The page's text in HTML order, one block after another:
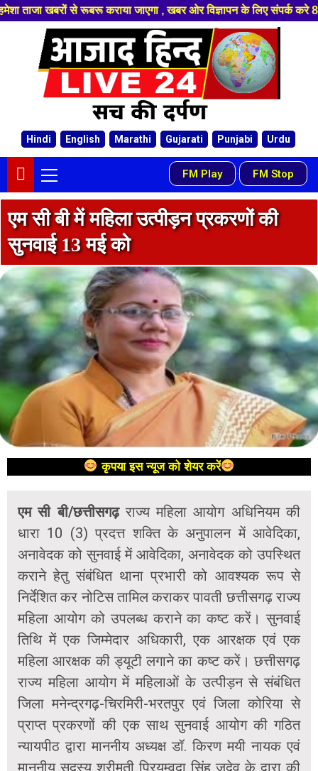
से रूबरू कराया जाएगा , खबर ओर विज्ञापन के लिए संपर्क करे
Hindi English Marathi Gujarati Punjabi Urdu
FM Play - FM Stop
एम सी बी में महिला उत्पीड़न प्रकरणों की
सुनवाई 13 मई को
कृपया इस न्यूज को शेयर करें
एम सी बी/छत्तीसगढ़राज्य महिला आयोग अधिनियम की
धारा 10 (3) प्रदत्त शक्ति के अनुपालन में आवेदिका,
अनावेदक को सुनवाई में आवेदिका, अनावेदक को उपस्थित
कराने हेतु संबंधित थाना प्रभारी को आवश्यक रूप से
निर्देशित कर नोटिस तामिल कराकर पावती छत्तीसगढ़ राज्य
महिला आयोग को उपलब्ध कराने का कष्ट करें। सुनवाई
तिथि में एक जिम्मेदार अधिकारी, एक आरक्षक एवं एक
महिला आरक्षक की ड्यूटी लगाने का कष्ट करें। छत्तीसगढ़
राज्य महिला आयोग में महिलाओं के उत्पीड़न से संबंधित
जिला मनेन्द्रगढ़-चिरमिरी-भरतपुर एवं जिला कोरिया से
प्राप्त प्रकरणों की एक साथ सुनवाई आयोग की गठित
न्यायपीठ द्वारा माननीय अध्यक्ष डॉ. किरण मयी नायक एवं
माननीय सदस्य श्रीमती प्रियम्वदा सिंह जूदेव के द्वारा की